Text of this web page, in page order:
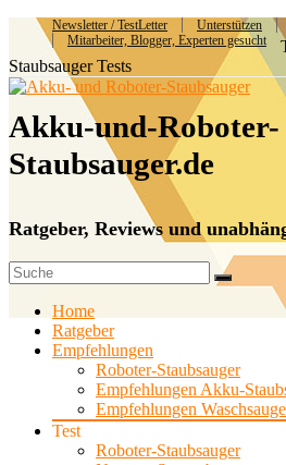
Newsletter / TestLetter Unterstützen
Mitarbeiter, Blogger, Experten gesucht
Staubsauger Tests
Akku-und-Roboter-
Staubsauger.de
Ratgeber, Reviews und
Home
Ratgeber
Empfehlungen
Roboter-Staubsauger
Empfehlungen Akku-
Empfehlungen
Test
Roboter-Staubsauger